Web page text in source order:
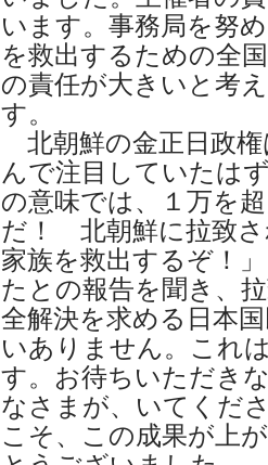
います。事務局を努
を救出するための全
の責任が大きいと考
す。
北朝鮮の金正日政
んで注目していたは
の意味では、１万を
だ！ 北朝鮮に拉致さ
家族を救出するぞ！
たとの報告を聞き、
全解決を求める日本
いありません。これ
す。お待ちいただき
なさまが、いてくだ
こそ、この成果が上